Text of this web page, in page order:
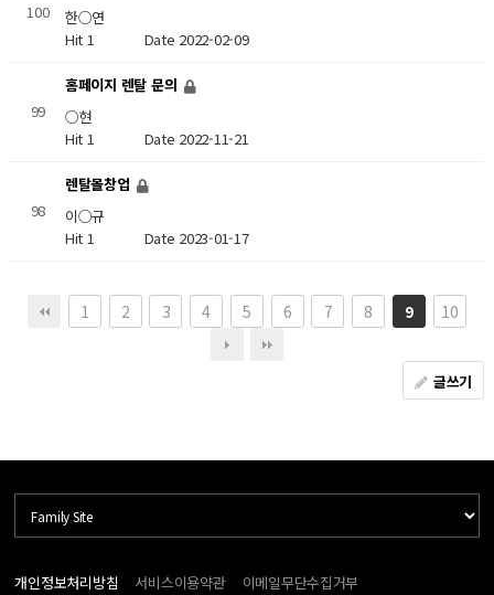
100
한○연
Hit 1 Date 2022-02-09
99
홈페이지 렌탈 문의
○현
Hit 1 Date 2022-11-21
98
렌탈몰창업
이○규
Hit 1 Date 2023-01-17
1 2 3 4 5 6 7 8 9 10
글쓰기
개인정보처리방침 서비스이용약관 이메일무단수집거부